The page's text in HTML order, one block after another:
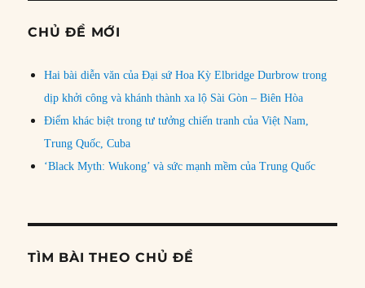
CHỦ ĐỀ MỚI
Hai bài diễn văn của Đại sứ Hoa Kỳ Elbridge Durbrow trong
dịp khởi công và khánh thành xa lộ Sài Gòn – Biên Hòa
Điểm khác biệt trong tư tưởng chiến tranh của Việt Nam,
Trung Quốc, Cuba
‘Black Myth: Wukong’ và sức mạnh mềm của Trung Quốc
TÌM BÀI THEO CHỦ ĐỀ